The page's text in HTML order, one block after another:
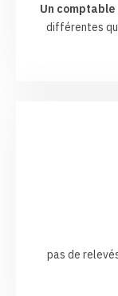
Un comptable
différentes
pas de